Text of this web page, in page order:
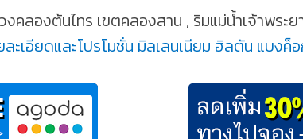
งคลองต้นไทร เขตคลองสาน , ริมแม่น้ำเจ้าพระย
ะเอียดและโปรโมชั่น มิลเลนเนียม ฮิลตัน แบงค็